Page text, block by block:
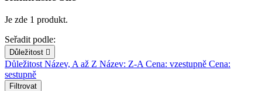
Je zde 1 produkt.
Seřadit podle:
Důležitost 
Důležitost Název, A až Z Název: Z-A Cena: vzestupně Cena:
sestupně
Filtrovat